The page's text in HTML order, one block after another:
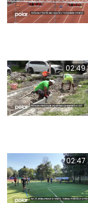
02:49
02:47